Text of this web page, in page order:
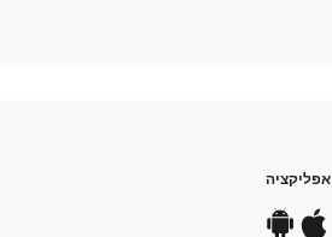
אפליקציה